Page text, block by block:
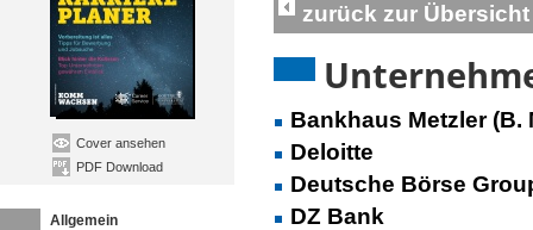
Cover ansehen
PDF Download
Allgemein
zurück zur Übersicht
Bankhaus Metzler (B.
Deloitte
Deutsche Börse
DZ Bank